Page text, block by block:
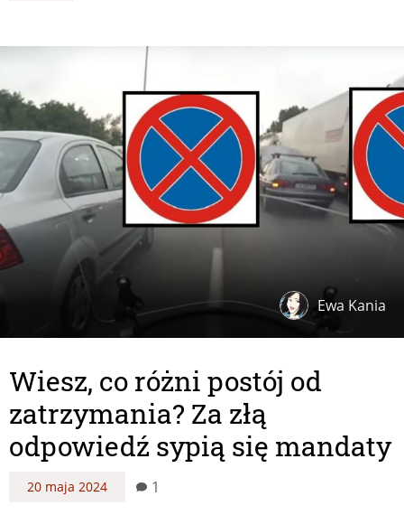
Ewa Kania
Wiesz, co różni postój od
zatrzymania? Za złą
odpowiedź sypią się mandaty
20 maja 2024 1